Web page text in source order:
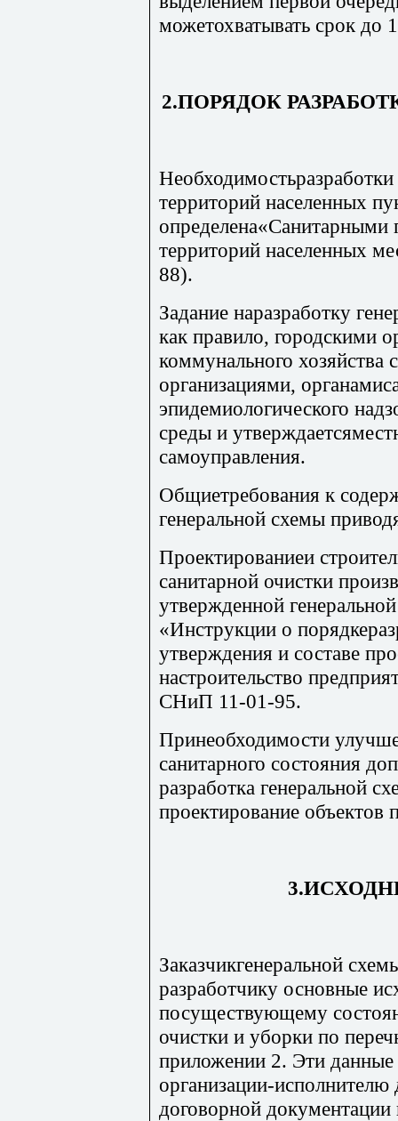
можетохватывать срок до
2.ПОРЯДОК
территорий населенных
определена«Санитарными
территорий населенных
88).
Задание наразработку
как правило, городскими
коммунального хозяйства
организациями,
эпидемиологического
среды и
самоуправления.
Общиетребования к
генеральной схемы
Проектированиеи
санитарной очистки
утвержденной
«Инструкции о
утверждения и составе
настроительство
СНиП 11-01-95.
Принеобходимости
санитарного состояния
разработка генеральной
проектирование
Заказчикгенеральной
разработчику основные
посуществующему
очистки и уборки по
приложении 2. Эти данные
организации-
договорной